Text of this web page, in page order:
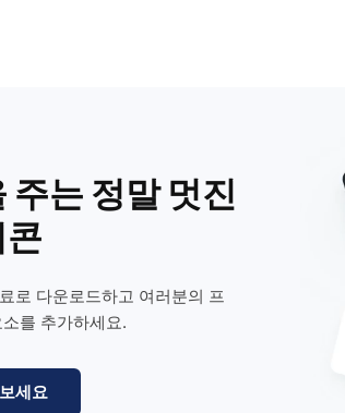
는 정말 멋진
로 다운로드하고 여러분의 프
를 추가하세요.
세요